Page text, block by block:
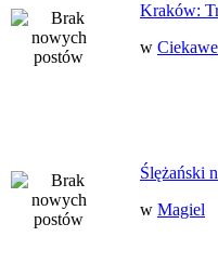
Kraków:
w
Ślężański
w Magiel